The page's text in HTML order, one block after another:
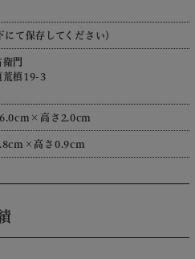
て保存してください）
門
荒槙19-3
高さ2.0cm
高さ0.9cm